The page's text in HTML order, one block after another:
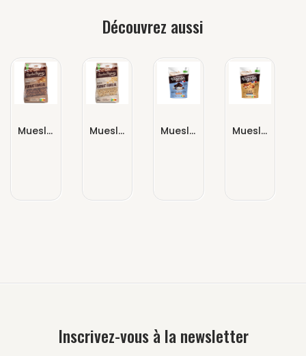
Découvrez aussi
Muesli Croustillant Cacao Muesli Croustillant Nature Muesli Pépites & Flocons Chocolat Noix De Coco Muesli Céréales Toastées 5 Noix : Amandes, Noisettes, Noix, Noix De Pécan & Noix De Cajou
Inscrivez-vous à la newsletter